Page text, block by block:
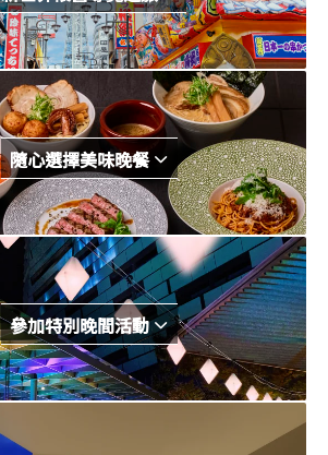
隨心選擇美味晚餐
參加特別晚間活動